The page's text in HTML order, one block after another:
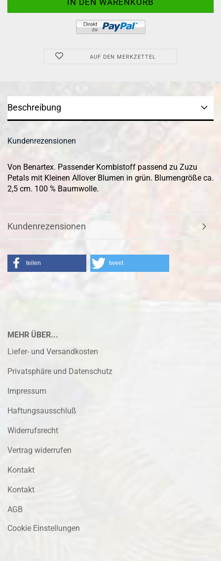
AUF DEN MERKZETTEL
Beschreibung
Kundenrezensionen
Von Benartex. Passender Kombistoff passend zu Zuzu
Petals mit Kleinen Allover Blumen in grün. Blumengröße ca.
2,5 cm. 100 % Baumwolle.
Kundenrezensionen
teilen tweet
MEHR ÜBER...
Liefer- und Versandkosten
Privatsphäre und Datenschutz
Impressum
Haftungsausschluß
Widerrufsrecht
Vertrag widerrufen
Kontakt
Kontakt
AGB
Cookie Einstellungen